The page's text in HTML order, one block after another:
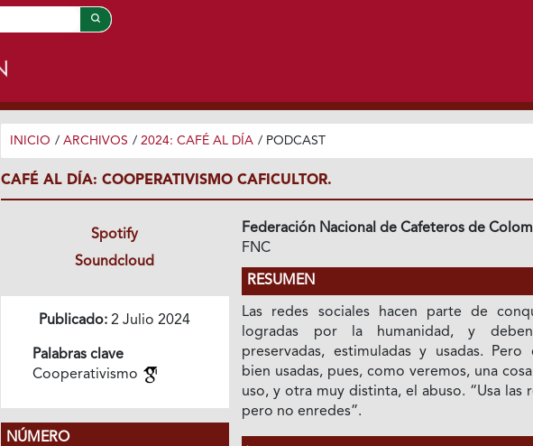
INICIO / ARCHIVOS / 2024: CAFÉ AL DÍA / PODCAST
CAFÉ AL DÍA: COOPERATIVISMO CAFICULTOR.
Spotify
Soundcloud
Publicado: 2 Julio 2024
Palabras clave
Cooperativismo
NÚMERO
Federación Nacional de Cafeteros de
FNC
RESUMEN
Las redes sociales hacen parte de
logradas por la humanidad, y
preservadas, estimuladas y usadas. Pero
bien usadas, pues, como veremos, una cosa
uso, y otra muy distinta, el abuso. “Usa las
pero no enredes”.